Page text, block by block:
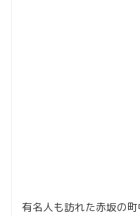
有名人も訪れた赤坂の町